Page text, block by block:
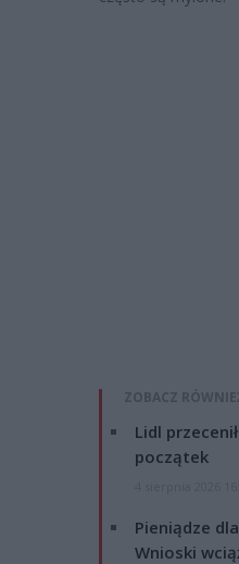
ZOBACZ
Lidl
początek
Pieniądze
Wnioski